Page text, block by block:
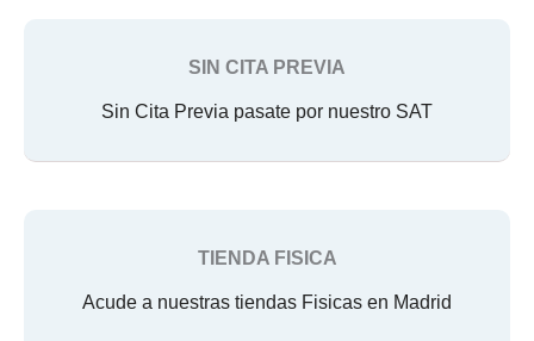
SIN CITA PREVIA
Sin Cita Previa pasate por nuestro SAT
TIENDA FISICA
Acude a nuestras tiendas Fisicas en Madrid